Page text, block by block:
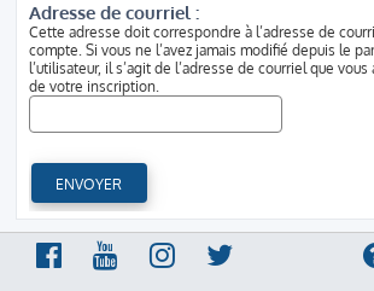
h
e
r
Adresse de courriel :
Cette adresse doit correspondre à l’adresse de
compte. Si vous ne l’avez jamais modifié depuis le
l’utilisateur, il s’agit de l’adresse de courriel que
de votre inscription.